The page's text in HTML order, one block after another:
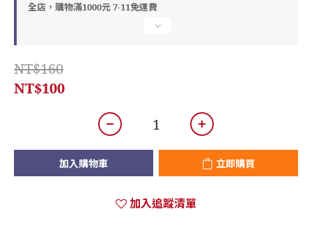
全店，購物滿1000元 7-11免運費
NT$160
NT$100
加入購物車 立即購買
加入追蹤清單